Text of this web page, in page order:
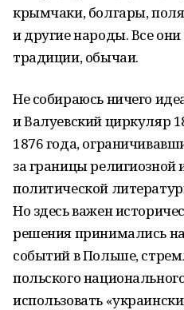
крымчаки, болгары,
и другие народы. Все
традиции, обычаи.
Не собираюсь ничего
и Валуевский циркуляр
1876 года,
за границы религиозной
политической
Но здесь важен
решения принимались
событий в Польше,
польского
использовать